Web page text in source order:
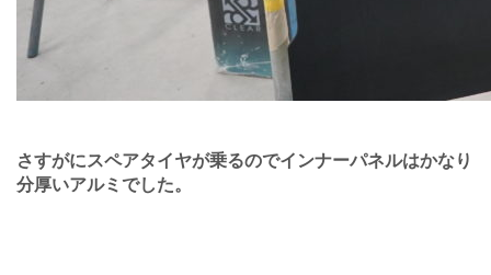
さすがにスペアタイヤが乗るのでインナーパネルはかなり
分厚いアルミでした。